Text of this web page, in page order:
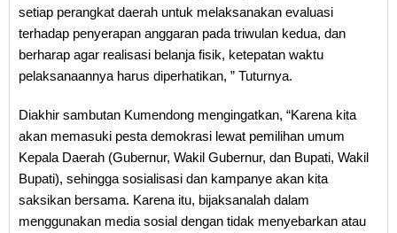
setiap perangkat daerah untuk melaksanakan evaluasi
terhadap penyerapan anggaran pada triwulan kedua, dan
berharap agar realisasi belanja fisik, ketepatan waktu
pelaksanaannya harus diperhatikan, ” Tuturnya.
Diakhir sambutan Kumendong mengingatkan, “Karena kita
akan memasuki pesta demokrasi lewat pemilihan umum
Kepala Daerah (Gubernur, Wakil Gubernur, dan Bupati, Wakil
Bupati), sehingga sosialisasi dan kampanye akan kita
saksikan bersama. Karena itu, bijaksanalah dalam
menggunakan media sosial dengan tidak menyebarkan atau